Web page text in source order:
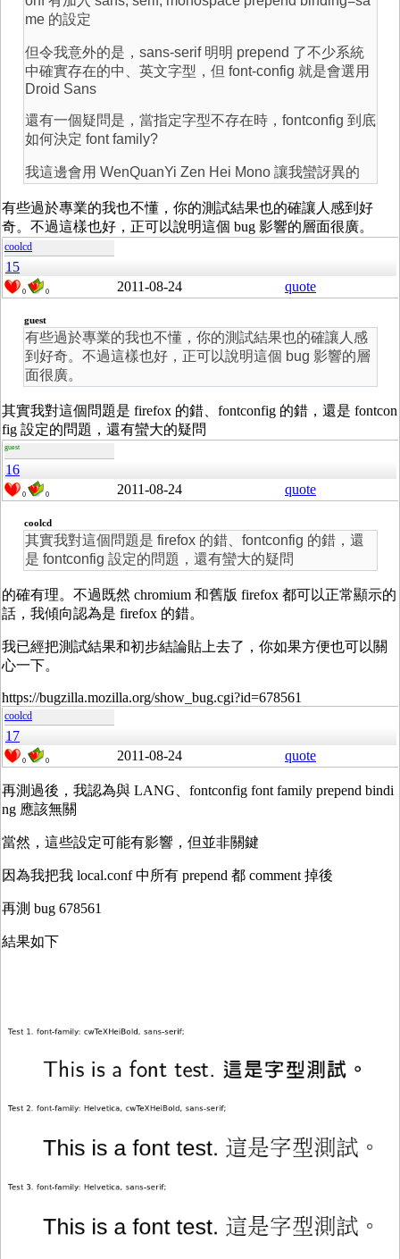
me 的設定
但令我意外的是，sans-serif 明明 prepend 了不少系統
中確實存在的中、英文字型，但 font-config 就是會選用
Droid Sans
還有一個疑問是，當指定字型不存在時，fontconfig 到底
如何決定 font family?
我這邊會用 WenQuanYi Zen Hei Mono 讓我蠻訝異的
有些過於專業的我也不懂，你的測試結果也的確讓人感到好
奇。不過這樣也好，正可以說明這個 bug 影響的層面很廣。
coolcd
15
0 0 2011-08-24 quote
guest
有些過於專業的我也不懂，你的測試結果也的確讓人感
到好奇。不過這樣也好，正可以說明這個 bug 影響的層
面很廣。
其實我對這個問題是 firefox 的錯、fontconfig 的錯，還是 fontcon
fig 設定的問題，還有蠻大的疑問
guest
16
0 0 2011-08-24 quote
coolcd
其實我對這個問題是 firefox 的錯、fontconfig 的錯，還
是 fontconfig 設定的問題，還有蠻大的疑問
的確有理。不過既然 chromium 和舊版 firefox 都可以正常顯示的
話，我傾向認為是 firefox 的錯。
我已經把測試結果和初步結論貼上去了，你如果方便也可以關
心一下。
https://bugzilla.mozilla.org/show_bug.cgi?id=678561
coolcd
17
0 0 2011-08-24 quote
再測過後，我認為與 LANG、fontconfig font family prepend bindi
ng 應該無關
當然，這些設定可能有影響，但並非關鍵
因為我把我 local.conf 中所有 prepend 都 comment 掉後
再測 bug 678561
結果如下